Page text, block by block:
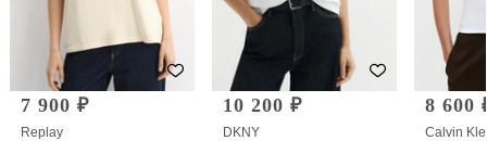
7 900 ₽
Replay
10 200 ₽
DKNY
8 600
Calvin